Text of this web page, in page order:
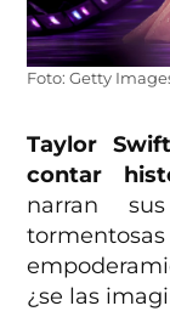
Foto: Getty
Taylor
contar
narran
¿se las